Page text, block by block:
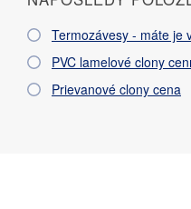
Termozávesy - máte je
PVC lamelové clony
Prievanové clony cena